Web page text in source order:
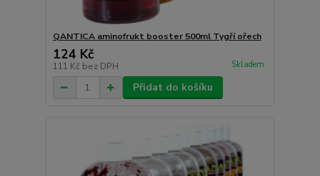
QANTICA aminofrukt booster 500ml Tygří ořech
124 Kč
111 Kč bez DPH Skladem
Přidat do košíku